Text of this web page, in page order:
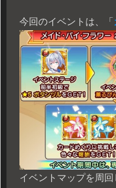
今回のイベントは、「
イベントマップを周回